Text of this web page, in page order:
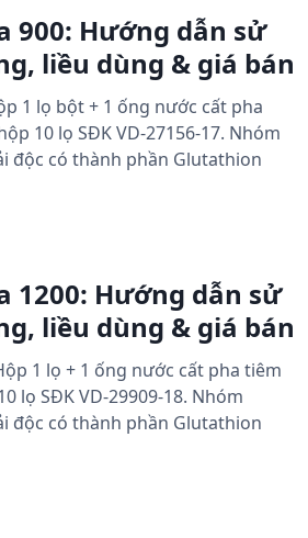
900: Hướng dẫn sử
liều dùng & giá bán
1 lọ bột + 1 ống nước cất pha
10 lọ SĐK VD-27156-17. Nhóm
độc có thành phần Glutathion
1200: Hướng dẫn sử
liều dùng & giá bán
1 lọ + 1 ống nước cất pha tiêm
lọ SĐK VD-29909-18. Nhóm
độc có thành phần Glutathion